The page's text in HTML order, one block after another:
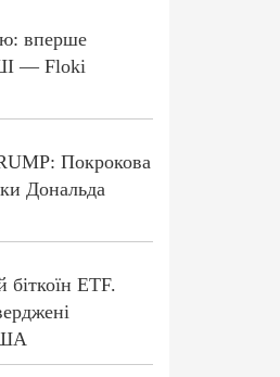
вперше
ШІ — Floki
Покрокова
Дональда
біткоїн ETF.